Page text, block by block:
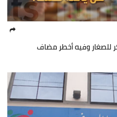
للصغار وفيه أخطر مضاف